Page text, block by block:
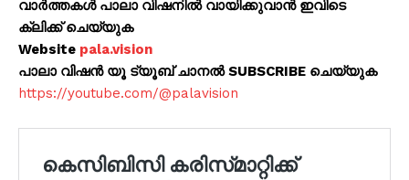
വാർത്തകൾ പാലാ വിഷനിൽ വായിക്കുവാൻ ഇവിടെ
ക്ലിക്ക് ചെയ്യുക
Website pala.vision
പാലാ വിഷൻ യൂ ട്യൂബ് ചാനൽ SUBSCRIBE ചെയ്യുക
https://youtube.com/@palavision